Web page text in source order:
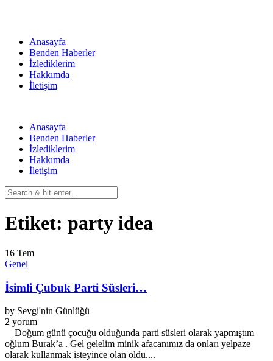
Anasayfa
Benden Haberler
İzlediklerim
Hakkımda
İletişim
Anasayfa
Benden Haberler
İzlediklerim
Hakkımda
İletişim
Etiket: party idea
16 Tem
Genel
İsimli Çubuk Parti Süsleri…
by Sevgi'nin Günlüğü
2 yorum
Doğum günü çocuğu olduğunda parti süsleri olarak yapmıştım
oğlum Burak’a . Gel gelelim minik afacanımız da onları yelpaze
olarak kullanmak isteyince olan oldu....